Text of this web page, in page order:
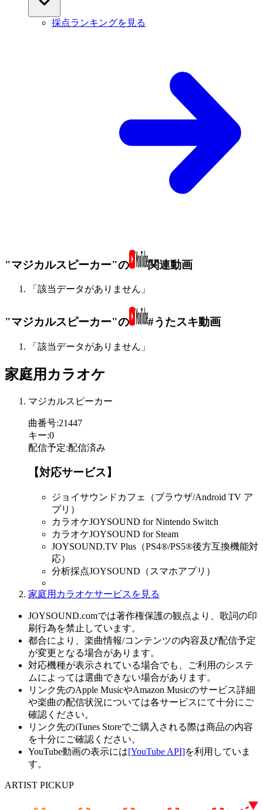
採点ランキングを見る
"マジカルスピーカー"の 関連動画
「該当データがありません」
"マジカルスピーカー"の #うたスキ動画
「該当データがありません」
家庭用カラオケ
マジカルスピーカー
曲番号:21447
キー:0
配信予定:配信済み
【対応サービス】
ジョイサウンドカフェ（ブラウザ/Android TV ア
プリ）
カラオケJOYSOUND for Nintendo Switch
カラオケJOYSOUND for Steam
JOYSOUND.TV Plus（PS4®/PS5®後方互換機能対
応）
分析採点JOYSOUND（スマホアプリ）
家庭用カラオケサービスを見る
JOYSOUND.comでは著作権保護の観点より、歌詞の印
刷行為を禁止しています。
都合により、楽曲情報/コンテンツの内容及び配信予定
が変更となる場合があります。
対応機種が表示されている場合でも、ご利用のシステ
ムによっては選曲できない場合があります。
リンク先のApple MusicやAmazon Musicのサービス詳細
や楽曲の配信状況については各サービスにて十分にご
確認ください。
リンク先のiTunes Storeでご購入される際は商品の内容
を十分にご確認ください。
YouTube動画の表示には[YouTube API]を利用していま
す。
ARTIST PICKUP